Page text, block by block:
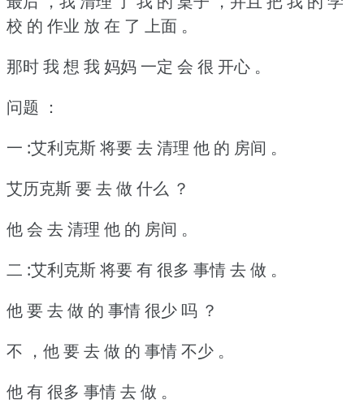
校 的 作业 放 在 了 上面 。
那时 我 想 我 妈妈 一定 会 很 开心 。
问题 ：
一 :艾利克斯 将要 去 清理 他 的 房间 。
艾历克斯 要 去 做 什么 ？
他 会 去 清理 他 的 房间 。
二 :艾利克斯 将要 有 很多 事情 去 做 。
他 要 去 做 的 事情 很少 吗 ？
不 ，他 要 去 做 的 事情 不少 。
他 有 很多 事情 去 做 。